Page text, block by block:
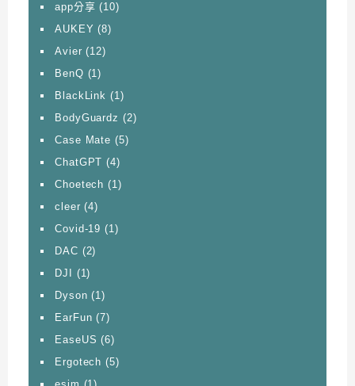
app分享 (10)
AUKEY (8)
Avier (12)
BenQ (1)
BlackLink (1)
BodyGuardz (2)
Case Mate (5)
ChatGPT (4)
Choetech (1)
cleer (4)
Covid-19 (1)
DAC (2)
DJI
(1)
Dyson (1)
EarFun (7)
EaseUS (6)
Ergotech (5)